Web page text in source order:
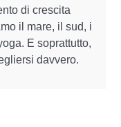
di crescita
il mare, il sud, i
E soprattutto,
davvero.